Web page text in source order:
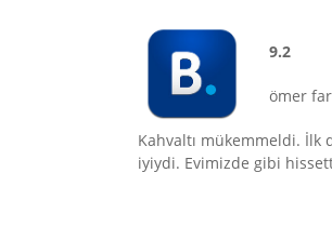
9.2
ömer
Kahvaltı mükemmeldi. İlk
iyiydi. Evimizde gibi